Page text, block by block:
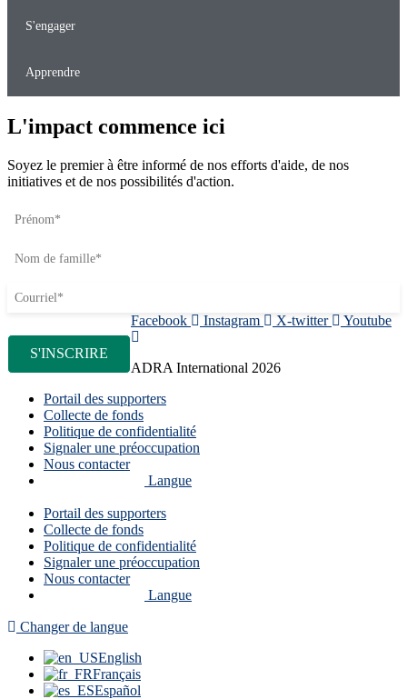
S'engager
Apprendre
L'impact commence ici
Soyez le premier à être informé de nos efforts d'aide, de nos
initiatives et de nos possibilités d'action.
Facebook Instagram X-twitter Youtube
ADRA International 2026
Portail des supporters
Collecte de fonds
Politique de confidentialité
Signaler une préoccupation
Nous contacter
Langue
Portail des supporters
Collecte de fonds
Politique de confidentialité
Signaler une préoccupation
Nous contacter
Langue
Changer de langue
English
Français
Español